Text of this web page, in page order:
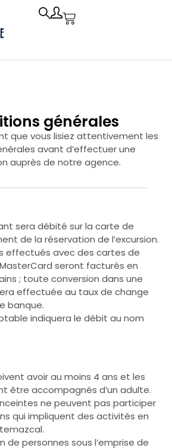
Mujeres
a Sian Kaan
Mujeres
a Sian Kaan
générales
que vous lisiez attentivement les
avant d’effectuer une
auprès de notre agence.
sera débité sur la carte de
de la réservation de l’excursion.
effectués avec des cartes de
seront facturés en
; toute conversion dans une
effectuée au taux de change
banque.
indiquera le débit au nom
avoir au moins 4 ans et les
être accompagnés d’un adulte.
ne peuvent pas participer
qui impliquent des activités en
de personnes sous l’emprise de